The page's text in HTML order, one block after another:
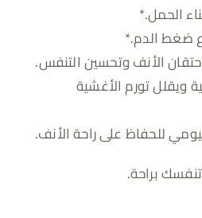
الحمل.*
ضغط الدم.*
الأنف وتحسين التنفس.
ويقلل تورم الأغشية
للحفاظ على راحة الأنف.
براحة.